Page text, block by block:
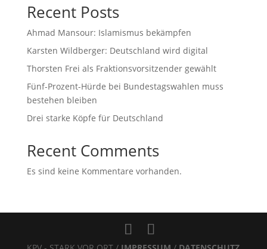
Recent Posts
Ahmad Mansour: Islamismus bekämpfen
Karsten Wildberger: Deutschland wird digital
Thorsten Frei als Fraktionsvorsitzender gewählt
Fünf-Prozent-Hürde bei Bundestagswahlen muss
bestehen bleiben
Drei starke Köpfe für Deutschland
Recent Comments
Es sind keine Kommentare vorhanden.